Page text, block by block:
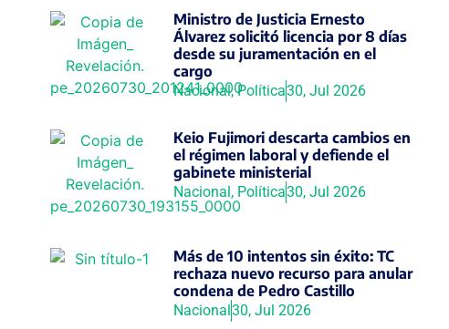
Ministro de Justicia Ernesto
Álvarez solicitó licencia por 8 días
desde su juramentación en el
cargo
Nacional,Política30, Jul 2026
Keio Fujimori descarta cambios en
el régimen laboral y defiende el
gabinete ministerial
Nacional, Política30, Jul 2026
Más de 10 intentos sin éxito: TC
rechaza nuevo recurso para anular
condena de Pedro Castillo
Nacional30, Jul 2026